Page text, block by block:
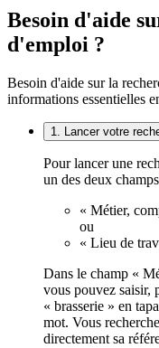
Besoin d'aide
d'emploi ?
Besoin d'aide sur la
informations essentielles
1. Lancer votre
Pour lancer une
un des deux
« Métier,
ou
« Lieu de
Dans le champ «
vous pouvez saisir,
« brasserie » en
mot. Vous
directement sa